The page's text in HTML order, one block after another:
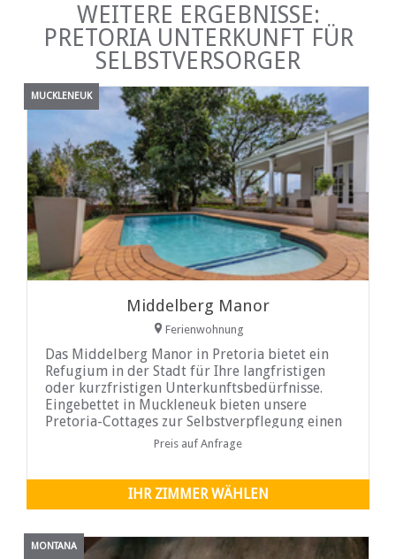
WEITERE ERGEBNISSE:
PRETORIA UNTERKUNFT FÜR
SELBSTVERSORGER
MUCKLENEUK
Middelberg Manor
Ferienwohnung
Das Middelberg Manor in Pretoria bietet ein
Refugium in der Stadt für Ihre langfristigen
oder kurzfristigen Unterkunftsbedürfnisse.
Eingebettet in Muckleneuk bieten unsere
Pretoria-Cottages zur Selbstverpflegung einen
ruhigen Ort, an den Sie nach Hause kommen
können, und sind dennoch in unmittelbarer
Preis auf Anfrage
IHR ZIMMER WÄHLEN
MONTANA